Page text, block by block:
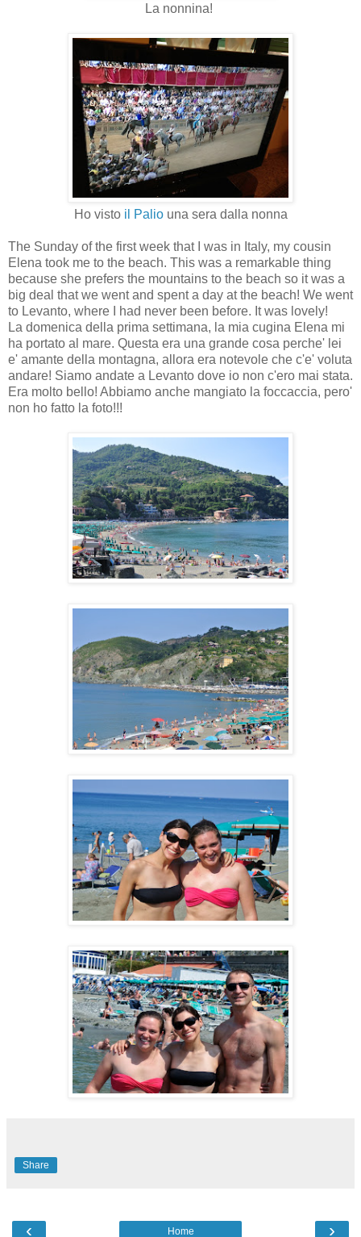
La nonnina!
Ho visto il Palio una sera dalla nonna
The Sunday of the first week that I was in Italy, my cousin
Elena took me to the beach. This was a remarkable thing
because she prefers the mountains to the beach so it was a
big deal that we went and spent a day at the beach! We went
to Levanto, where I had never been before. It was lovely!
La domenica della prima settimana, la mia cugina Elena mi
ha portato al mare. Questa era una grande cosa perche' lei
e' amante della montagna, allora era notevole che c'e' voluta
andare! Siamo andate a Levanto dove io non c'ero mai stata.
Era molto bello! Abbiamo anche mangiato la foccaccia, pero'
non ho fatto la foto!!!
Share
‹ ›
Home